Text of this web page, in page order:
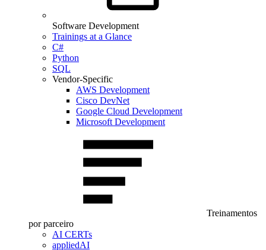
Software Development
Trainings at a Glance
C#
Python
SQL
Vendor-Specific
AWS Development
Cisco DevNet
Google Cloud Development
Microsoft Development
Treinamentos
por parceiro
AI CERTs
appliedAI